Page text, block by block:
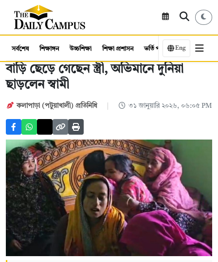
সর্বশেষ শিক্ষাঙ্গন উচ্চশিক্ষা শিক্ষা প্রশাসন ভর্তি পরীক্ষা কর্মসংস্থান
Eng
বাড়ি ছেড়ে গেছেন স্ত্রী, অভিমানে দুনিয়া
ছাড়লেন স্বামী
কলাপাড়া (পটুয়াখালী) প্রতিনিধি ৩১ জানুয়ারি ২০২৬, ০৬:০৫ PM